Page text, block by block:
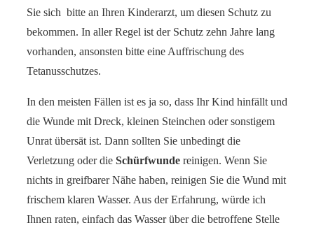
Sie sich bitte an Ihren Kinderarzt, um diesen Schutz zu
bekommen. In aller Regel ist der Schutz zehn Jahre lang
vorhanden, ansonsten bitte eine Auffrischung des
Tetanusschutzes.
In den meisten Fällen ist es ja so, dass Ihr Kind hinfällt und
die Wunde mit Dreck, kleinen Steinchen oder sonstigem
Unrat übersät ist. Dann sollten Sie unbedingt die
Verletzung oder die Schürfwunde reinigen. Wenn Sie
nichts in greifbarer Nähe haben, reinigen Sie die Wund mit
frischem klaren Wasser. Aus der Erfahrung, würde ich
Ihnen raten, einfach das Wasser über die betroffene Stelle